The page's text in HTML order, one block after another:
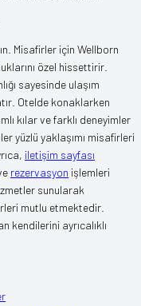
Misafirler için Wellborn
özel hissettirir.
sayesinde ulaşım
Otelde konaklarken
kılar ve farklı deneyimler
yüzlü yaklaşımı misafirleri
iletişim sayfası
rezervasyon işlemleri
sunularak
mutlu etmektedir.
kendilerini ayrıcalıklı